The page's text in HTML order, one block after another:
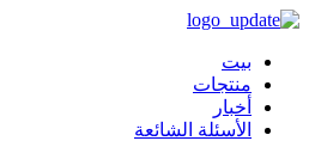
بيت
منتجات
أخبار
الأسئلة الشائعة